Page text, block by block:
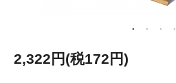
2,322円(税172円)